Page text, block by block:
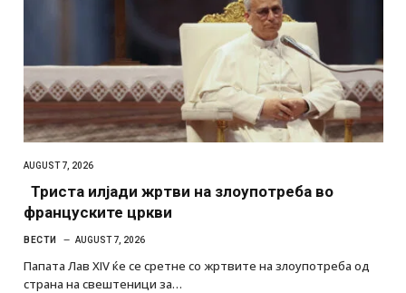
AUGUST 7, 2026
Триста илјади жртви на злоупотреба во
француските цркви
ВЕСТИ AUGUST 7, 2026
Папата Лав XIV ќе се сретне со жртвите на злоупотреба од
страна на свештеници за…